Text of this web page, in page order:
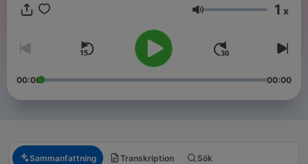
Das Ergebnis hört ihr hier bei Apple Podcasts - jeden Freitag
Volym 1 x
00:00 00:00
Sammanfattning Transkription Sök